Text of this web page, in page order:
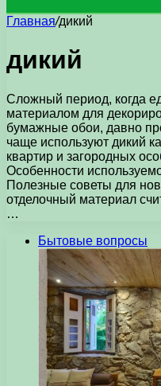
Главная/дикий
дикий
Сложный период, когда
материалом для
бумажные обои, давно
чаще используют дикий
квартир и загородных
Особенности
Полезные советы для
отделочный материал
…
Бытовые вопросы